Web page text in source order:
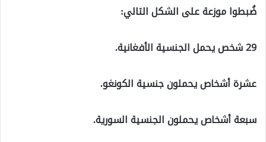
ضُبطوا موزعة على الشكل التالي:
29 شخص يحمل الجنسية الأفغانية.
عشرة أشخاص يحملون جنسية الكونغو.
سبعة أشخاص يحملون الجنسية السورية.